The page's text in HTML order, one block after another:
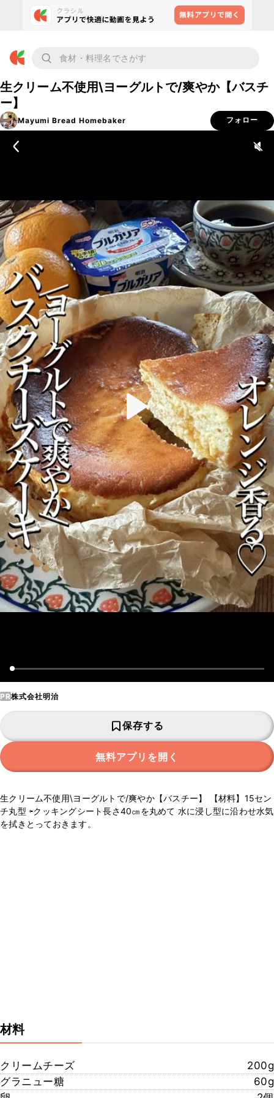
生クリーム不使用\ヨーグルトで/爽やか【バスチ
ー】
Mayumi Bread Homebaker フォロー
PR株式会社明治
保存する
無料アプリを開く
生クリーム不使用\ヨーグルトで/爽やか【バスチー】 【材料】15セン
チ丸型 ⇦クッキングシート長さ40㎝を丸めて 水に浸し型に沿わせ水気
を拭きとっておきます。
材料
クリームチーズ
200g
グラニュー糖
60g